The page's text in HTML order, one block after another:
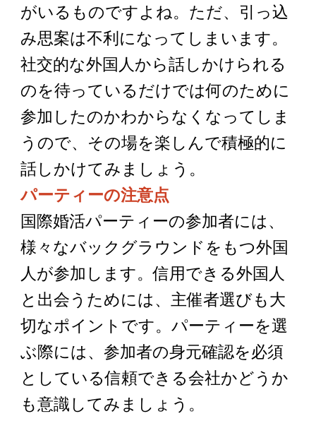
がいるものですよね。ただ、引っ込
み思案は不利になってしまいます。
社交的な外国人から話しかけられる
のを待っているだけでは何のために
参加したのかわからなくなってしま
うので、その場を楽しんで積極的に
話しかけてみましょう。
パーティーの注意点
国際婚活パーティーの参加者には、
様々なバックグラウンドをもつ外国
人が参加します。信用できる外国人
と出会うためには、主催者選びも大
切なポイントです。パーティーを選
ぶ際には、参加者の身元確認を必須
としている信頼できる会社かどうか
も意識してみましょう。